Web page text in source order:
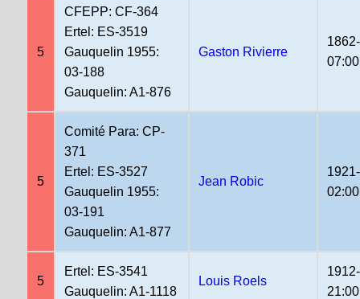
5
CFEPP: CF-364
Ertel: ES-3519
Gauquelin 1955:
03-188
Gauquelin: A1-876
Gaston Rivierre
07:00
5
Comité Para: CP-
371
Ertel: ES-3527
Gauquelin 1955:
03-191
Gauquelin: A1-877
Jean Robic
02:00
5
Ertel: ES-3541
Gauquelin: A1-1118
Louis Roels
21:00